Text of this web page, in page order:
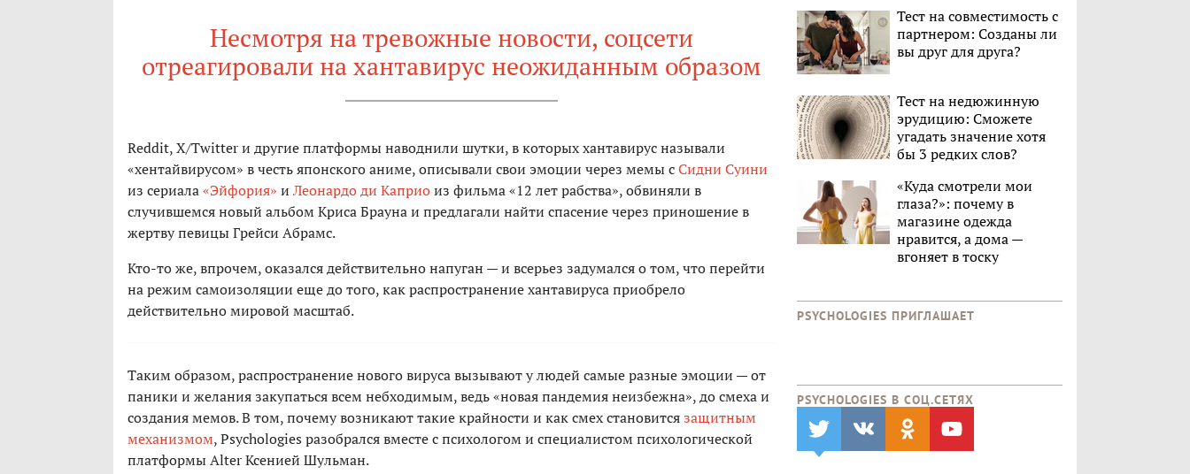
Несмотря на тревожные новости, соцсети
отреагировали на хантавирус неожиданным образом
Reddit, X/Twitter и другие платформы наводнили шутки, в которых хантавирус называли
«хентайвирусом» в честь японского аниме, описывали свои эмоции через мемы сСидни Суини
из сериала«Эйфория» и Леонардо ди Каприоиз фильма «12 лет рабства», обвиняли в
случившемся новый альбом Криса Брауна и предлагали найти спасение через приношение в
жертву певицы Грейси Абрамс.
Кто-то же, впрочем, оказался действительно напуган — и всерьез задумался о том, что перейти
на режим самоизоляции еще до того, как распространение хантавируса приобрело
действительно мировой масштаб.
Таким образом, распространение нового вируса вызывают у людей самые разные эмоции — от
паники и желания закупаться всем небходимым, ведь «новая пандемия неизбежна», до смеха и
создания мемов. В том, почему возникают такие крайности и как смех становитсязащитным
механизмом, Psychologies разобрался вместе с психологом и специалистом психологической
платформы Alter Ксенией Шульман.
Тест на совместимость с
партнером: Созданы ли
вы друг для друга?
Тест на недюжинную
эрудицию: Сможете
угадать значение хотя
бы 3 редких слов?
«Куда смотрели мои
глаза?»: почему в
магазине одежда
нравится, а дома —
вгоняет в тоску
PSYCHOLOGIES ПРИГЛАШАЕТ
PSYCHOLOGIES В CОЦ.СЕТЯХ